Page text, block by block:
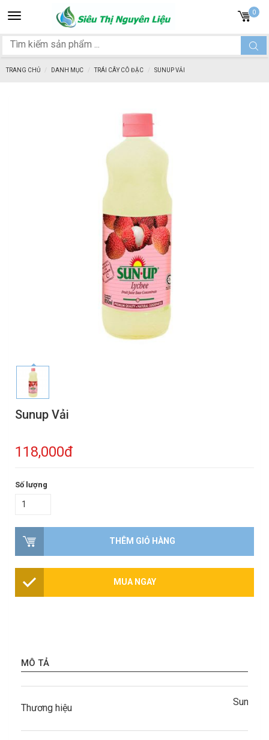
Toggle
navigation
0
TRANG CHỦ DANH MỤC TRÁI CÂY CÔ ĐẶC SUNUP VẢI
Sunup Vải
118,000đ
Số lượng
THÊM GIỎ HÀNG
MUA NGAY
MÔ TẢ
Thương hiệu
Sunup